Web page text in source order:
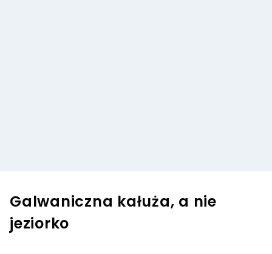
Galwaniczna kałuża, a nie
jeziorko